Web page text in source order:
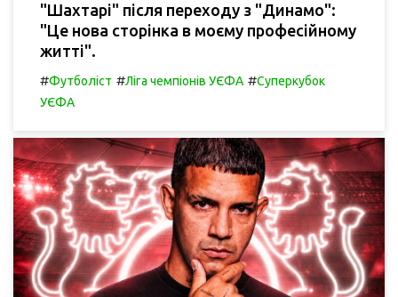
"Шахтарі" після переходу з "Динамо":
"Це нова сторінка в моєму професійному
житті".
#Футболіст #Ліга чемпіонів УЄФА #Суперкубок
УЄФА